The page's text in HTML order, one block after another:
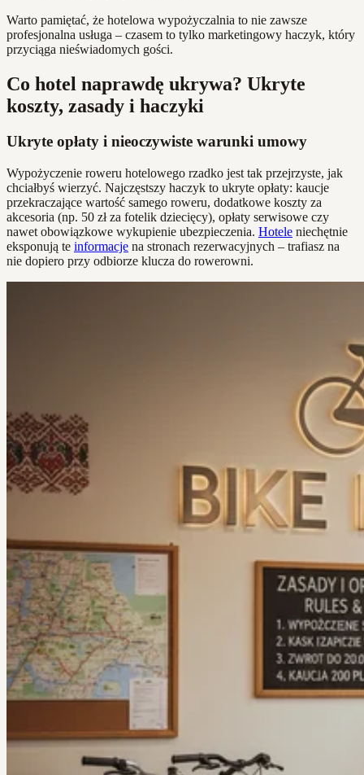
Warto pamiętać, że hotelowa wypożyczalnia to nie zawsze
profesjonalna usługa – czasem to tylko marketingowy haczyk, który
przyciąga nieświadomych gości.
Co hotel naprawdę ukrywa? Ukryte
koszty, zasady i haczyki
Ukryte opłaty i nieoczywiste warunki umowy
Wypożyczenie roweru hotelowego rzadko jest tak przejrzyste, jak
chciałbyś wierzyć. Najczęstszy haczyk to ukryte opłaty: kaucje
przekraczające wartość samego roweru, dodatkowe koszty za
akcesoria (np. 50 zł za fotelik dziecięcy), opłaty serwisowe czy
nawet obowiązkowe wykupienie ubezpieczenia. Hotele niechętnie
eksponują te informacje na stronach rezerwacyjnych – trafiasz na
nie dopiero przy odbiorze klucza do rowerowni.